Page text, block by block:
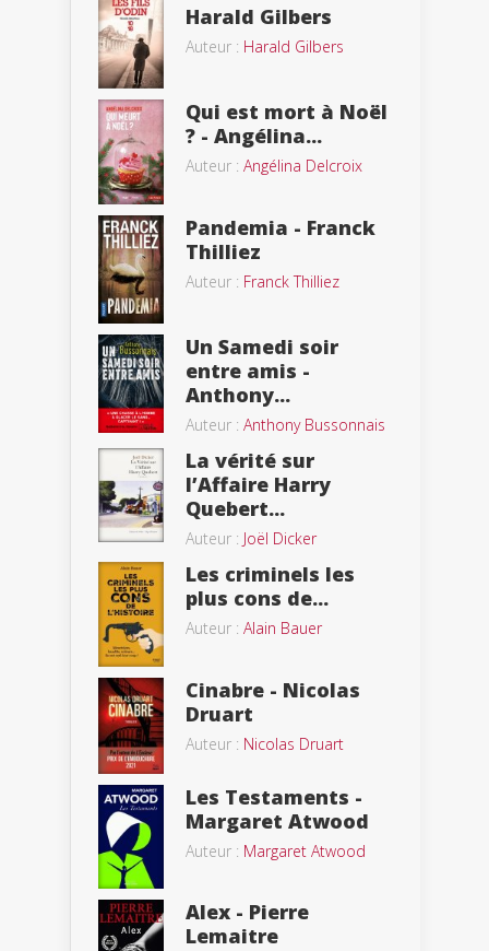
Harald Gilbers
Auteur : Harald Gilbers
Qui est mort à Noël
? - Angélina...
Auteur : Angélina Delcroix
Pandemia - Franck
Thilliez
Auteur : Franck Thilliez
Un Samedi soir
entre amis -
Anthony...
Auteur : Anthony Bussonnais
La vérité sur
l’Affaire Harry
Quebert...
Auteur : Joël Dicker
Les criminels les
plus cons de...
Auteur : Alain Bauer
Cinabre - Nicolas
Druart
Auteur : Nicolas Druart
Les Testaments -
Margaret Atwood
Auteur : Margaret Atwood
Alex - Pierre
Lemaitre